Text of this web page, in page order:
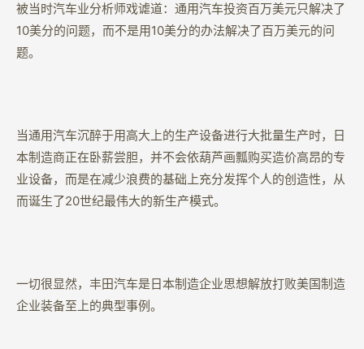
被当时汽车业分析师戏谑道：通用汽车投资百万美元只解决了
10美分的问题，而不是用10美分的办法解决了百万美元的问
题。
当通用汽车沉醉于用高大上的生产设备进行大批量生产时，日
本制造商正在卧薪尝胆，并不会依葫芦画瓢购买造价高昂的专
业设备，而是在减少浪费的基础上充分发挥个人的创造性，从
而诞生了20世纪最伟大的新生产模式。
一切很显然，丰田汽车是日本制造企业思想解放打败美国制造
企业装备至上的典型事例。